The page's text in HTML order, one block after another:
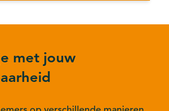
met jouw